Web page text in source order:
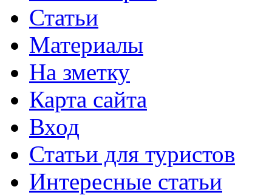
Статьи
Материалы
На зметку
Карта сайта
Вход
Статьи для туристов
Интересные статьи